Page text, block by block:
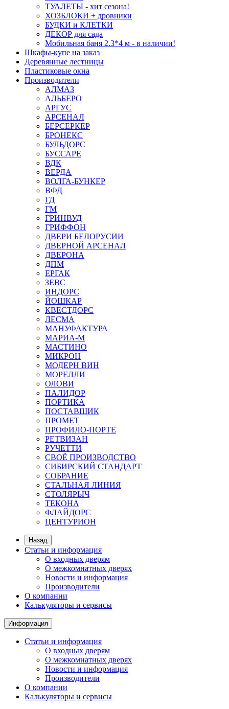
ТУАЛЕТЫ - хит сезона!
ХОЗБЛОКИ + дровники
БУДКИ и КЛЕТКИ
ДЕКОР для сада
Мобильная баня 2.3*4 м - в наличии!
Шкафы-купе на заказ
Деревянные лестницы
Пластиковые окна
Производители
АЛМАЗ
АЛЬБЕРО
АРГУС
АРСЕНАЛ
БЕРСЕРКЕР
БРОНЕКС
БУЛЬДОРС
БУССАРЕ
ВДК
ВЕРДА
ВОЛГА-БУНКЕР
ВФД
ГД
ГМ
ГРИНВУД
ГРИФФОН
ДВЕРИ БЕЛОРУСИИ
ДВЕРНОЙ АРСЕНАЛ
ДВЕРОНА
ДПМ
ЕРГАК
ЗЕВС
ИНДОРС
ЙОШКАР
КВЕСТДОРС
ЛЕСМА
МАНУФАКТУРА
МАРИА-М
МАСТИНО
МИКРОН
МОДЕРН ВИН
МОРЕЛЛИ
ОЛОВИ
ПАЛИДОР
ПОРТИКА
ПОСТАВЩИК
ПРОМЕТ
ПРОФИЛО-ПОРТЕ
РЕТВИЗАН
РУЧЕТТИ
СВОЁ ПРОИЗВОДСТВО
СИБИРСКИЙ СТАНДАРТ
СОБРАНИЕ
СТАЛЬНАЯ ЛИНИЯ
СТОЛЯРЫЧ
ТЕКОНА
ФЛАЙДОРС
ЦЕНТУРИОН
Назад
Статьи и информация
О входных дверям
О межкомнатных дверях
Новости и информация
Производители
О компании
Калькуляторы и сервисы
Информация
Статьи и информация
О входных дверям
О межкомнатных дверях
Новости и информация
Производители
О компании
Калькуляторы и сервисы